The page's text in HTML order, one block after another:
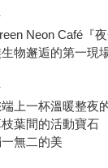
Neon Café『夜
物邂逅的第一現
上一杯溫暖整夜
葉間的活動寶石
無二的美